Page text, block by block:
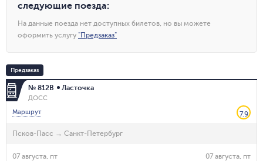
следующие поезда:
На данные поезда нет доступных билетов, но вы можете
оформить услугу "Предзаказ"
Предзаказ
№ 812В Ласточка
ДОСС
Маршрут
7.9
Псков-Пасс → Санкт-Петербург
07 августа, пт 07 августа, пт